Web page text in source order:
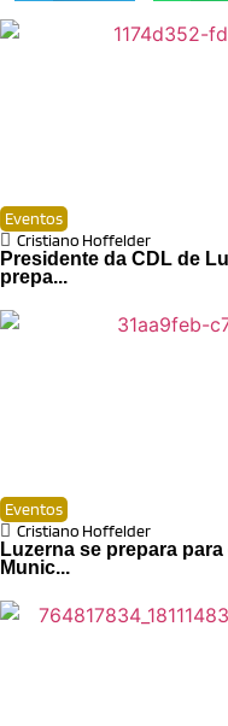
Eventos
Cristiano Hoffelder
Presidente da CDL de
prepa...
Eventos
Cristiano Hoffelder
Luzerna se prepara
Munic...